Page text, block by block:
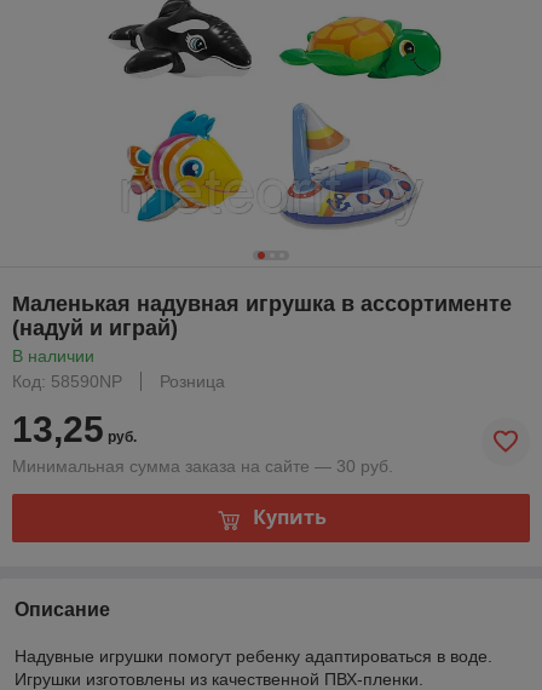
Маленькая надувная игрушка в ассортименте
(надуй и играй)
В наличии
Код: 58590NP
Розница
13,25 руб.
Минимальная сумма заказа на сайте — 30 руб.
Купить
Описание
Надувные игрушки помогут ребенку адаптироваться в воде.
Игрушки изготовлены из качественной ПВХ-пленки.